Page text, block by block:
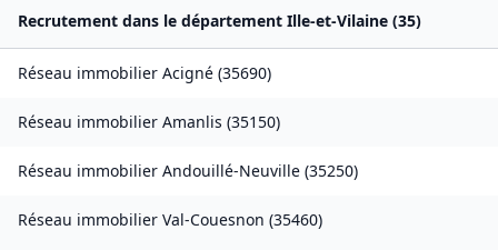
Recrutement dans le département Ille-et-Vilaine (35)
Réseau immobilier Acigné (35690)
Réseau immobilier Amanlis (35150)
Réseau immobilier Andouillé-Neuville (35250)
Réseau immobilier Val-Couesnon (35460)